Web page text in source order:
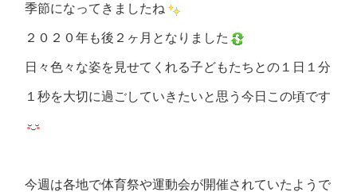
季節になってきましたね
２０２０年も後２ヶ月となりました
日々色々な姿を見せてくれる子どもたちとの１日１分
１秒を大切に過ごしていきたいと思う今日この頃です
今週は各地で体育祭や運動会が開催されていたようで